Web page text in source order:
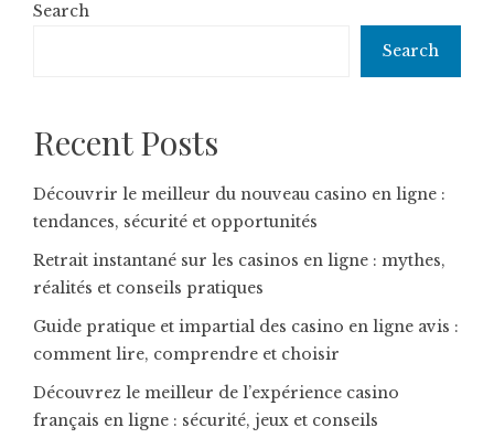
Search
Search
Recent Posts
Découvrir le meilleur du nouveau casino en ligne :
tendances, sécurité et opportunités
Retrait instantané sur les casinos en ligne : mythes,
réalités et conseils pratiques
Guide pratique et impartial des casino en ligne avis :
comment lire, comprendre et choisir
Découvrez le meilleur de l’expérience casino
français en ligne : sécurité, jeux et conseils